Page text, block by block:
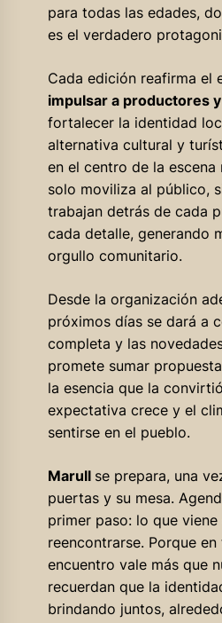
para todas las edades,
es el verdadero
Cada edición reafirma el
impulsar a productores
fortalecer la identidad
alternativa cultural y
en el centro de la
solo moviliza al público,
trabajan detrás de cada
cada detalle, generando
orgullo comunitario.
Desde la organización
próximos días se dará a
completa y las
promete sumar
la esencia que la
expectativa crece y el
sentirse en el pueblo.
Marull se prepara, una
puertas y su mesa.
primer paso: lo que
reencontrarse. Porque
encuentro vale más que
recuerdan que la
brindando juntos,